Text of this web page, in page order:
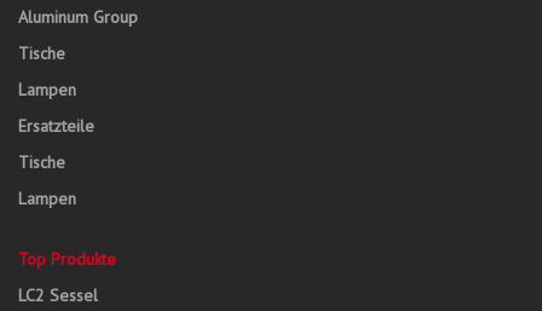
Aluminum Group
Tische
Lampen
Ersatzteile
Tische
Lampen
Top Produkte
LC2 Sessel